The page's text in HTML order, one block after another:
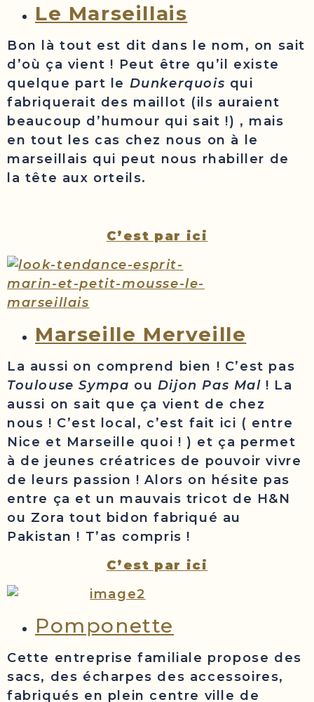
Le Marseillais
Bon là tout est dit dans le nom, on sait
d’où ça vient ! Peut être qu’il existe
quelque part le Dunkerquois qui
fabriquerait des maillot (ils auraient
beaucoup d’humour qui sait !) , mais
en tout les cas chez nous on à le
marseillais qui peut nous rhabiller de
la tête aux orteils.
C’est par ici
Marseille Merveille
La aussi on comprend bien ! C’est pas
Toulouse Sympa ou Dijon Pas Mal ! La
aussi on sait que ça vient de chez
nous ! C’est local, c’est fait ici ( entre
Nice et Marseille quoi ! ) et ça permet
à de jeunes créatrices de pouvoir vivre
de leurs passion ! Alors on hésite pas
entre ça et un mauvais tricot de H&N
ou Zora tout bidon fabriqué au
Pakistan ! T’as compris !
C’est par ici
Pomponette
Cette entreprise familiale propose des
sacs, des écharpes des accessoires,
fabriqués en plein centre ville de